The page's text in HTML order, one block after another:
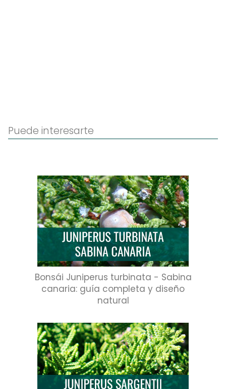
Puede interesarte
Bonsái Juniperus turbinata - Sabina
canaria: guía completa y diseño
natural